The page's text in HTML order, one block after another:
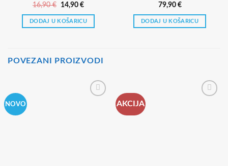
16,90€
Izvorna
bila
je:
14,90€Trenutna
je:
14,90 €.
DODAJ U KOŠARICU
79,90 €
DODAJ U KOŠARICU
POVEZANI PROIZVODI
NOVO AKCIJA